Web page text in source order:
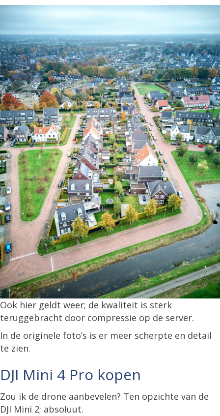
Ook hier geldt weer; de kwaliteit is sterk
teruggebracht door compressie op de server.
In de originele foto’s is er meer scherpte en detail
te zien.
DJI Mini 4 Pro kopen
Zou ik de drone aanbevelen? Ten opzichte van de
DJI Mini 2; absoluut.